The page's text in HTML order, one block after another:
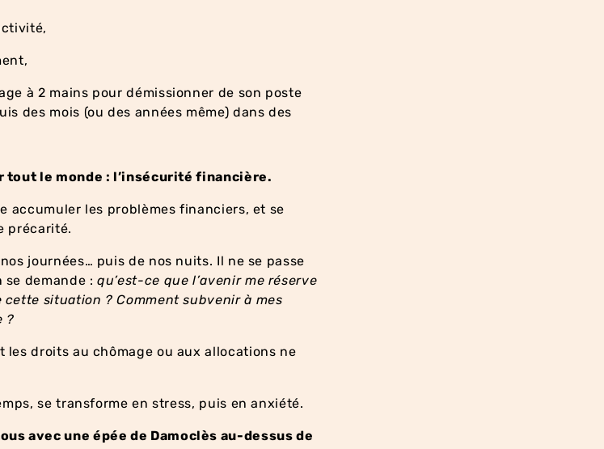
à 2 mains pour démissionner de son poste
des mois (ou des années même) dans des
le monde : l’insécurité financière.
accumuler les problèmes financiers, et se
précarité.
journées… puis de nos nuits. Il ne se passe
se demande :qu’est-ce que l’avenir me réserve
situation ? Comment subvenir à mes
?
les droits au chômage ou aux allocations ne
se transforme en stress, puis en anxiété.
avec une épée de Damoclès au-dessus de